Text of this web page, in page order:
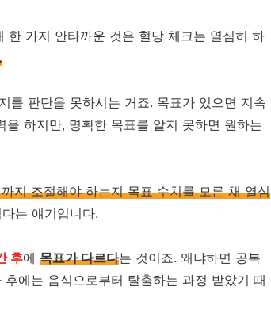
가지 안타까운 것은 혈당 체크는 열심히 하
를 판단을 못하시는 거죠. 목표가 있으면 지속
하지만, 명확한 목표를 알지 못하면 원하는
지 조절해야 하는지 목표 수치를 모른 채 열심
는 얘기입니다.
후에 목표가 다르다는 것이죠. 왜냐하면 공복
에는 음식으로부터 탈출하는 과정 받았기 때